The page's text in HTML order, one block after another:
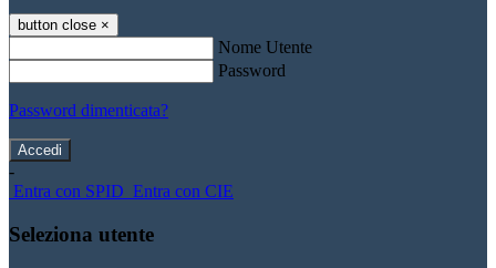
button close ×
Nome Utente
Password
Password dimenticata?
-
Entra con SPID Entra con CIE
Seleziona utente